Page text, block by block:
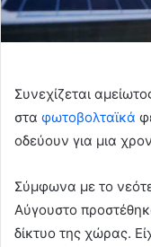
Συνεχίζεται
στα φωτοβολταϊκά
οδεύουν για μια
Σύμφωνα με το
Αύγουστο
δίκτυο της χώρας.